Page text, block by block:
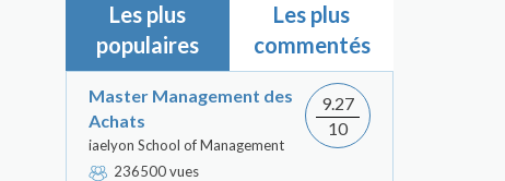
Les plus
populaires
Les plus
commentés
Master Management des
Achats
iaelyon School of Management
236500 vues
9.27
10